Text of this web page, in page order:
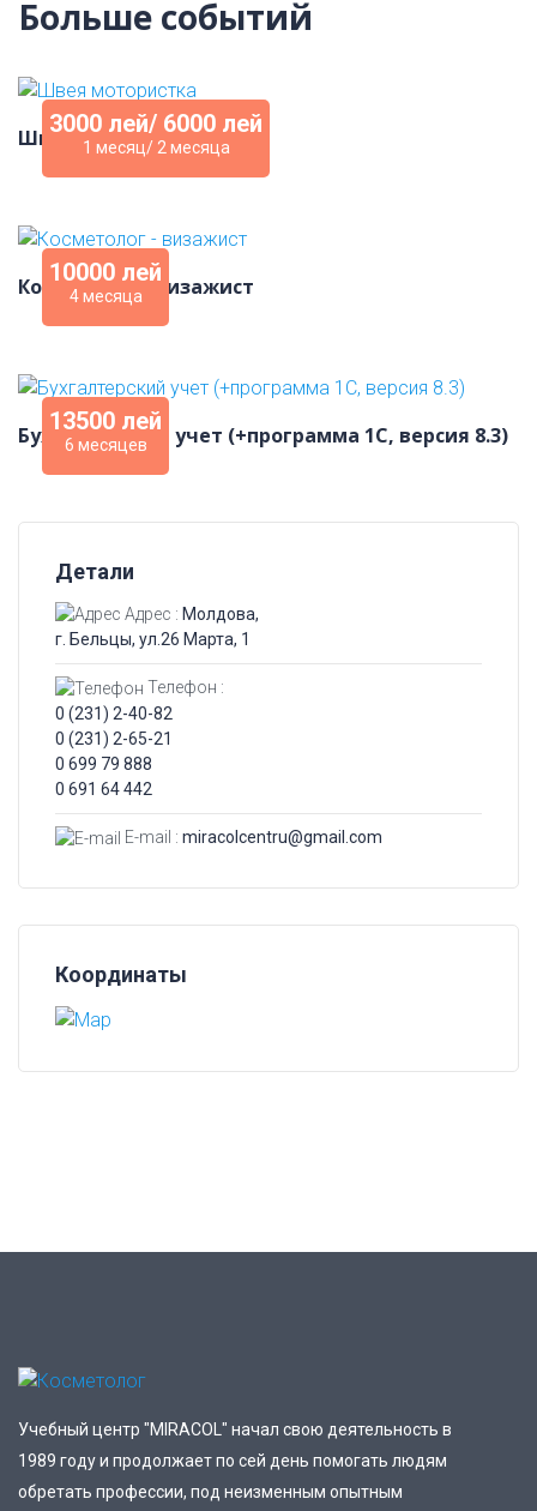
Больше событий
3000 лей/ 6000 лей
1 месяц/ 2 месяца
Швея мотористка
10000 лей
4 месяца
Косметолог - визажист
13500 лей
6 месяцев
Бухгалтерский учет (+программа 1С, версия 8.3)
Детали
Адрес : Молдова,
г. Бельцы, ул.26 Марта, 1
Телефон :
0 (231) 2-40-82
0 (231) 2-65-21
0 699 79 888
0 691 64 442
E-mail : miracolcentru@gmail.com
Координаты
Учебный центр "MIRACOL" начал свою деятельность в
1989 году и продолжает по сей день помогать людям
обретать профессии, под неизменным опытным